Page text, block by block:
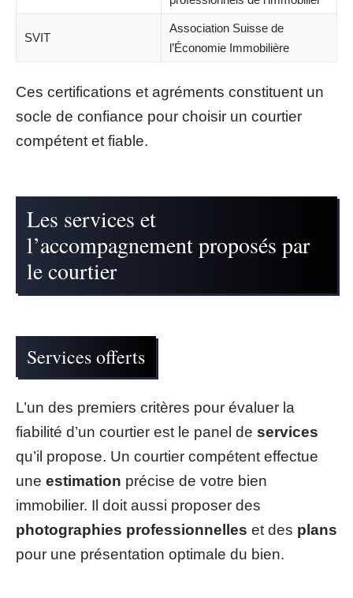
SVIT
Association Suisse de
l’Économie Immobilière
Ces certifications et agréments constituent un
socle de confiance pour choisir un courtier
compétent et fiable.
Les services et
l’accompagnement proposés par
le courtier
Services offerts
L’un des premiers critères pour évaluer la
fiabilité d’un courtier est le panel de services
qu’il propose. Un courtier compétent effectue
une estimation précise de votre bien
immobilier. Il doit aussi proposer des
photographies professionnelles et des plans
pour une présentation optimale du bien.